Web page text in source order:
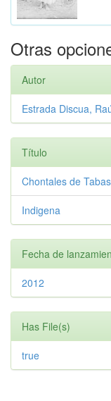
Otras
Autor
Estrada Discua,
Título
Chontales de
Indigena
Fecha de
2012
Has File(s)
true